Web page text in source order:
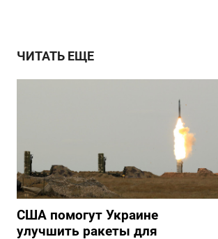
ЧИТАТЬ ЕЩЕ
США помогут Украине
улучшить ракеты для